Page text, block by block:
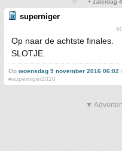
• zaterdag
superniger
Op naar de achtste finales.
SLOTJE.
Op woensdag 9 november 2016 06:02
#superniger2020
▼